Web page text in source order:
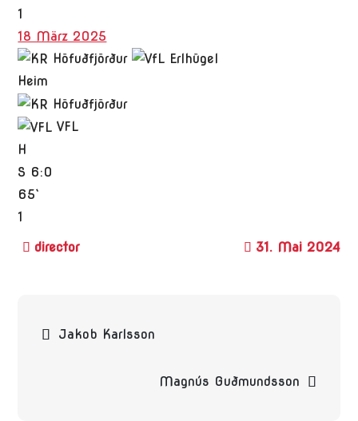
1
18 März 2025
Heim
VFL
H
S 6:0
65`
1
31. Mai 2024
Jakob Karlsson
Magnús Guðmundsson